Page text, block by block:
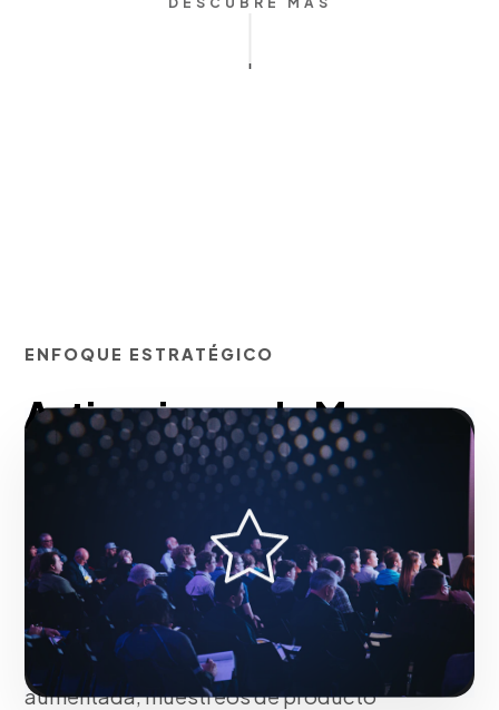
ENFOQUE ESTRATÉGICO
Activaciones de Marca y
Activaciones BTL
Diseñamos experiencias inmersivas
Below The Line (BTL) interrumpiendo la
monotonía urbana del consumidor
objetivo. Incorporamos escenografías
temporales, mecánicas de realidad
aumentada, muestreos de producto